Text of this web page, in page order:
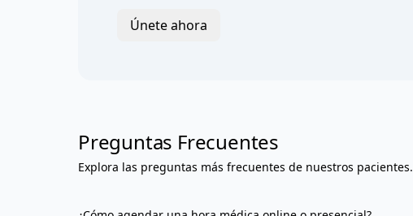
Únete ahora
Preguntas Frecuentes
Explora las preguntas más frecuentes de nuestros pacientes.